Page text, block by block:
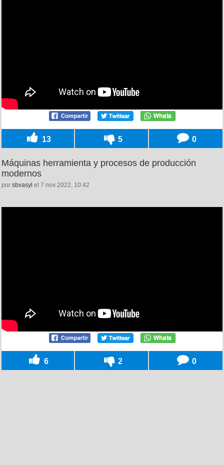
13 5 0
Máquinas herramienta y procesos de producción
modernos
por sbvasyl el 7 nov 2022, 10:42
6 2 0